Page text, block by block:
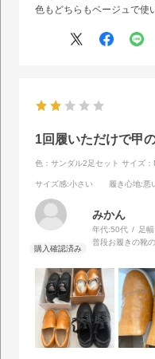
色もどちらもベージュで使
1回履いただけで甲
色：サンダル2足セット サイズ：
サイズ感:小さい 履き心地:悪
みかん
年代:50代 足幅:
普段お履きの靴